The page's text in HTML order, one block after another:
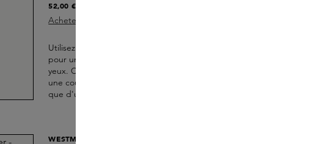
52,00 €
Acheter maintenant
Utilisez ensuite le Vital Skincare Concealer de Westman Atelier
pour une couverture supplémentaire, par exemple sous les
yeux. Ce Concealer se fond sans effort avec la peau et offre
une couverture élevée, de sorte que vous n'en avez besoin
que d'une petite quantité.
WESTMAN ATELIER